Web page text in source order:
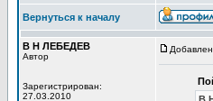
Вернуться к началу
В Н ЛЕБЕДЕВ
Автор
Зарегистрирован:
27.03.2010